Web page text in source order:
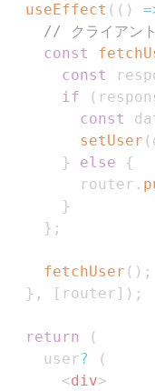
useEffect ( ( )
// クライアント
const
const
if
(
const
setUser (
}
else
{
        router
.
}
} ;
fetchUser ( ) ;
} , [ router ] ) ;
return
(
    user
?
(
<div>